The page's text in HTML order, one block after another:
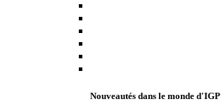
Nouveautés dans le monde d'IGP